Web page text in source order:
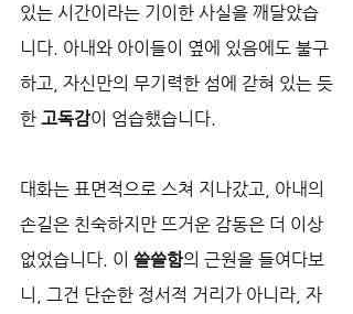
있는 시간이라는 기이한 사실을 깨달았습
니다. 아내와 아이들이 옆에 있음에도 불구
하고, 자신만의 무기력한 섬에 갇혀 있는 듯
한 고독감이 엄습했습니다.
대화는 표면적으로 스쳐 지나갔고, 아내의
손길은 친숙하지만 뜨거운 감동은 더 이상
없었습니다. 이 쓸쓸함의 근원을 들여다보
니, 그건 단순한 정서적 거리가 아니라, 자